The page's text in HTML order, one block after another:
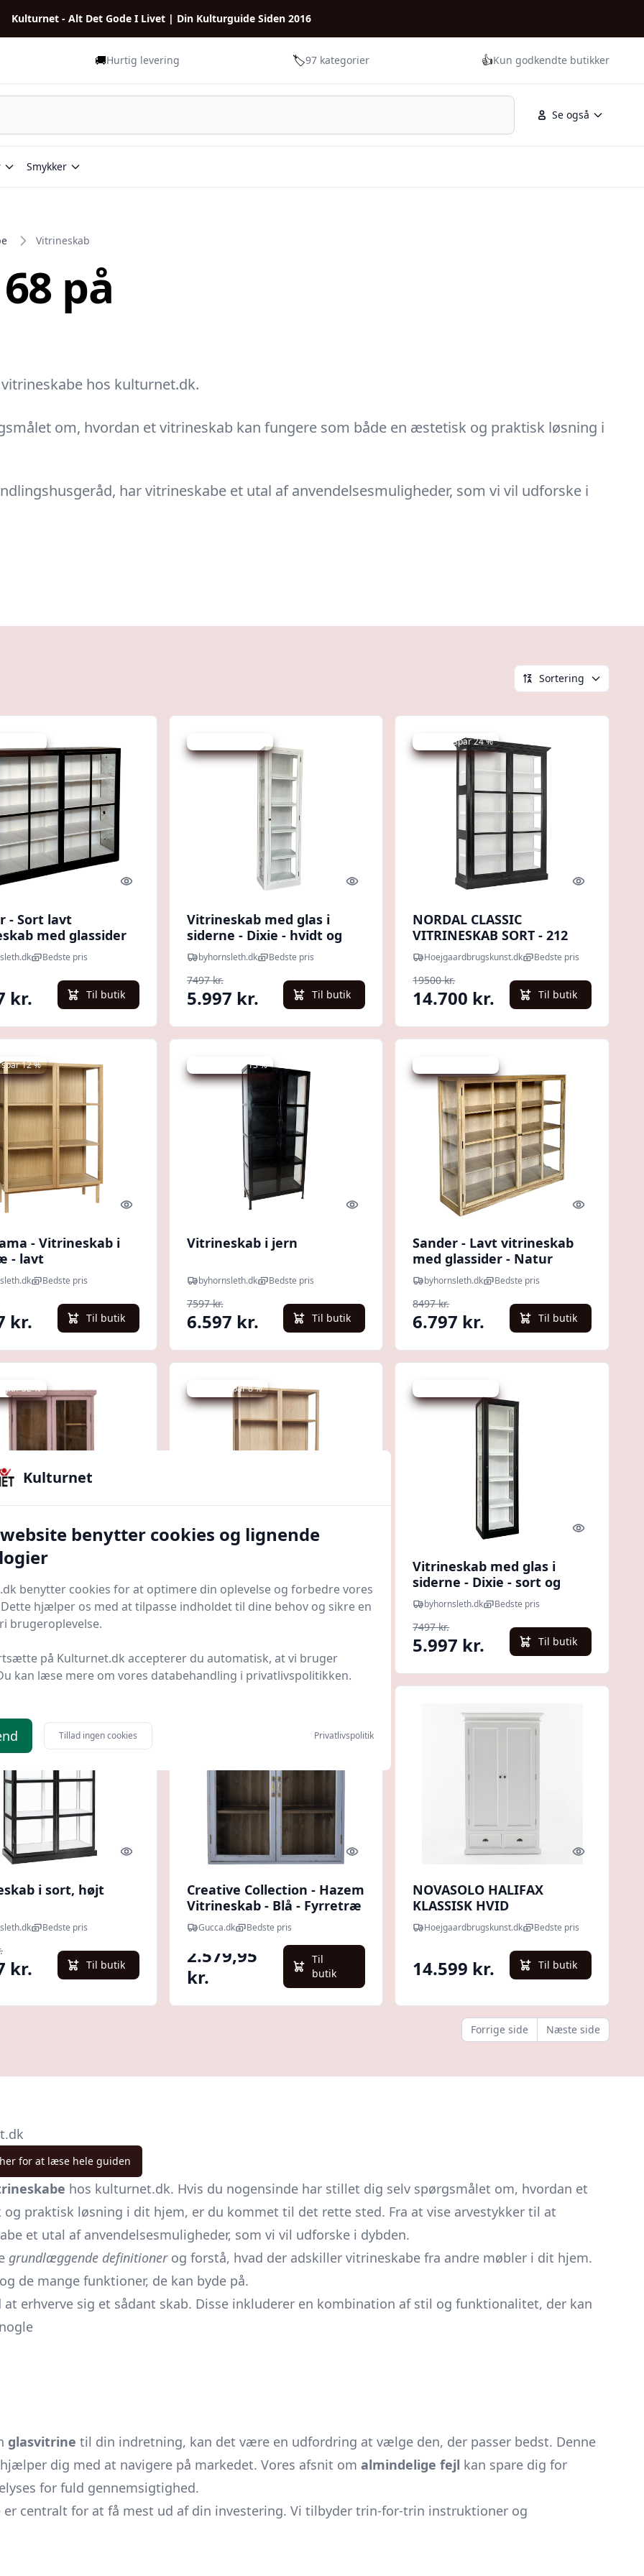
Kulturnet - Alt Det Gode I Livet | Din Kulturguide Siden 2016
🚚Hurtig levering 🏷️97 kategorier 👍Kun godkendte butikker
Se også
Smykker
Vitrineskab
på
vitrineskabe hos kulturnet.dk.
om, hvordan et vitrineskab kan fungere som både en æstetisk og praktisk løsning i
har vitrineskabe et utal af anvendelsesmuligheder, som vi vil udforske i
Sortering
Quick look
- Sort lavt
med glassider
Bedste pris
kr. Til butik
Quick look
Vitrineskab med glas i
siderne - Dixie - hvidt og
smalt
byhornsleth.dk Bedste pris
7497 kr.
5.997 kr. Til butik
Udsalg - spar 24 %
Quick look
NORDAL CLASSIC
VITRINESKAB SORT - 212
Hoejgaardbrugskunst.dk Bedste pris
19500 kr.
14.700 kr. Til butik
spar 12 %
Quick look
- Vitrineskab i
- lavt
Bedste pris
kr. Til butik
Udsalg - spar 13 %
Quick look
Vitrineskab i jern
byhornsleth.dk Bedste pris
7597 kr.
6.597 kr. Til butik
Quick look
Sander - Lavt vitrineskab
med glassider - Natur
byhornsleth.dk Bedste pris
8497 kr.
6.797 kr. Til butik
spar 32 %
Quick look
HAZEM
ROSA - 80
Bedste pris
Udsalg - spar 8 %
egetræ
byhornsleth.dk Bedste pris
Quick look
Vitrineskab med glas i
siderne - Dixie - sort og
smalt
byhornsleth.dk Bedste pris
7497 kr.
5.997 kr. Til butik
Quick look
i sort, højt
Bedste pris
kr. Til butik
Quick look
Creative Collection - Hazem
Vitrineskab - Blå - Fyrretræ
- 81x91x22 Cm
Gucca.dk Bedste pris
2.579,95
kr.
Til
butik
Quick look
NOVASOLO HALIFAX
KLASSISK HVID
VITRINESKAB M/SKUFFER -
190
Hoejgaardbrugskunst.dk Bedste pris
14.599 kr. Til butik
Forrige side Næste side
for at læse hele guiden
hos kulturnet.dk. Hvis du nogensinde har stillet dig selv spørgsmålet om, hvordan et
praktisk løsning i dit hjem, er du kommet til det rette sted. Fra at vise arvestykker til at
et utal af anvendelsesmuligheder, som vi vil udforske i dybden.
grundlæggende definitionerog forstå, hvad der adskiller vitrineskabe fra andre møbler i dit hjem.
de mange funktioner, de kan byde på.
erhverve sig et sådant skab. Disse inkluderer en kombination af stil og funktionalitet, der kan
glasvitrine til din indretning, kan det være en udfordring at vælge den, der passer bedst. Denne
dig med at navigere på markedet. Vores afsnit om almindelige fejl kan spare dig for
for fuld gennemsigtighed.
er centralt for at få mest ud af din investering. Vi tilbyder trin-for-trin instruktioner og
Kulturnet
benytter cookies og lignende
benytter cookies for at optimere din oplevelse og forbedre vores
hjælper os med at tilpasse indholdet til dine behov og sikre en
brugeroplevelse.
på Kulturnet.dk accepterer du automatisk, at vi bruger
kan læse mere om vores databehandling i privatlivspolitikken.
Tillad ingen cookies Privatlivspolitik